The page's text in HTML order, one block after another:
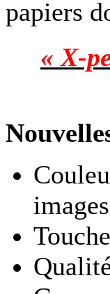
papiers
« X-